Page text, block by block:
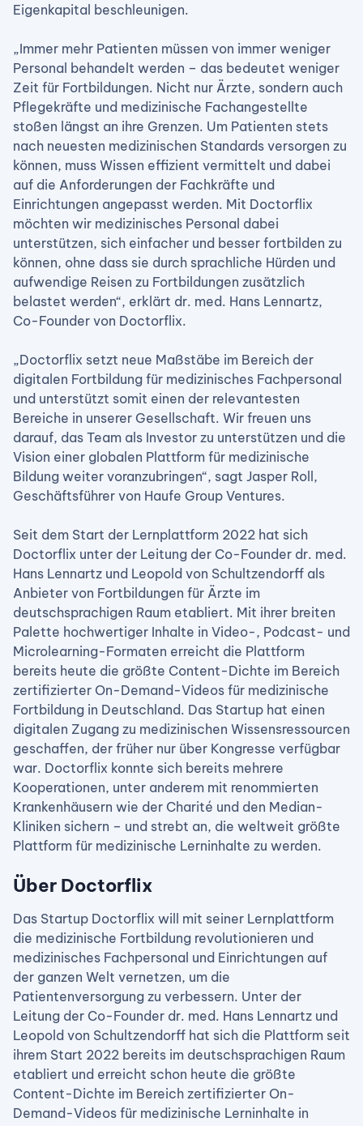
Eigenkapital beschleunigen.
„Immer mehr Patienten müssen von immer weniger
Personal behandelt werden – das bedeutet weniger
Zeit für Fortbildungen. Nicht nur Ärzte, sondern auch
Pflegekräfte und medizinische Fachangestellte
stoßen längst an ihre Grenzen. Um Patienten stets
nach neuesten medizinischen Standards versorgen zu
können, muss Wissen effizient vermittelt und dabei
auf die Anforderungen der Fachkräfte und
Einrichtungen angepasst werden. Mit Doctorflix
möchten wir medizinisches Personal dabei
unterstützen, sich einfacher und besser fortbilden zu
können, ohne dass sie durch sprachliche Hürden und
aufwendige Reisen zu Fortbildungen zusätzlich
belastet werden“, erklärt dr. med. Hans Lennartz,
Co-Founder von Doctorflix.
„Doctorflix setzt neue Maßstäbe im Bereich der
digitalen Fortbildung für medizinisches Fachpersonal
und unterstützt somit einen der relevantesten
Bereiche in unserer Gesellschaft. Wir freuen uns
darauf, das Team als Investor zu unterstützen und die
Vision einer globalen Plattform für medizinische
Bildung weiter voranzubringen“, sagt Jasper Roll,
Geschäftsführer von Haufe Group Ventures.
Seit dem Start der Lernplattform 2022 hat sich
Doctorflix unter der Leitung der Co-Founder dr. med.
Hans Lennartz und Leopold von Schultzendorff als
Anbieter von Fortbildungen für Ärzte im
deutschsprachigen Raum etabliert. Mit ihrer breiten
Palette hochwertiger Inhalte in Video-, Podcast- und
Microlearning-Formaten erreicht die Plattform
bereits heute die größte Content-Dichte im Bereich
zertifizierter On-Demand-Videos für medizinische
Fortbildung in Deutschland. Das Startup hat einen
digitalen Zugang zu medizinischen Wissensressourcen
geschaffen, der früher nur über Kongresse verfügbar
war. Doctorflix konnte sich bereits mehrere
Kooperationen, unter anderem mit renommierten
Krankenhäusern wie der Charité und den Median-
Kliniken sichern – und strebt an, die weltweit größte
Plattform für medizinische Lerninhalte zu werden.
Über Doctorflix
Das Startup Doctorflix will mit seiner Lernplattform
die medizinische Fortbildung revolutionieren und
medizinisches Fachpersonal und Einrichtungen auf
der ganzen Welt vernetzen, um die
Patientenversorgung zu verbessern. Unter der
Leitung der Co-Founder dr. med. Hans Lennartz und
Leopold von Schultzendorff hat sich die Plattform seit
ihrem Start 2022 bereits im deutschsprachigen Raum
etabliert und erreicht schon heute die größte
Content-Dichte im Bereich zertifizierter On-
Demand-Videos für medizinische Lerninhalte in